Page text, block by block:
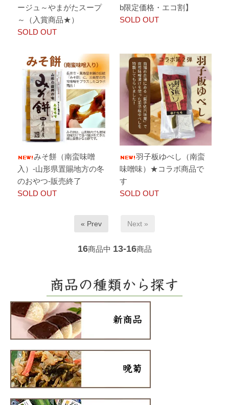
ージュ～やまがたスープ
～（入賞商品★）
SOLD OUT
b限定価格・エコ割】
SOLD OUT
みそ餅（南蛮味噌
入）-山形県置賜地方の冬
のおやつ-販売終了
SOLD OUT
羽子板ゆべし（南蛮
味噌味）★コラボ商品で
す
SOLD OUT
« Prev Next »
16商品中 13-16商品